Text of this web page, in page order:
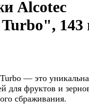
Alcotec
143
— это
для фруктов и
сбраживания.